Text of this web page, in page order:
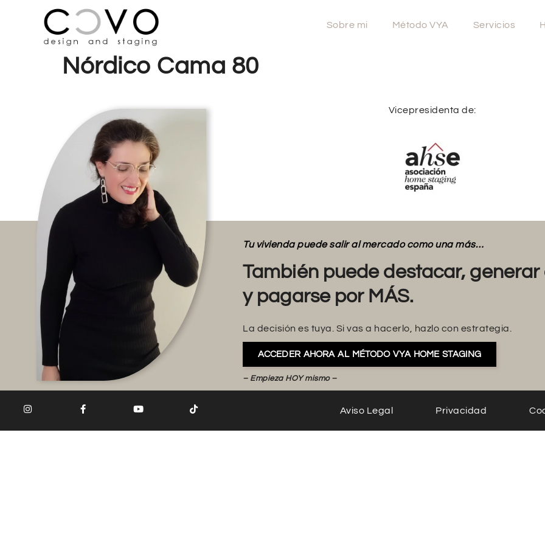
Sobre mi Método VYA Servicios
Nórdico Cama 80
Vicepresidenta de:
Tu vivienda puede salir al mercado como una más…
También puede destacar, generar
y pagarse por MÁS.
La decisión es tuya. Si vas a hacerlo, hazlo con estrategia.
ACCEDER AHORA AL MÉTODO VYA HOME STAGING
– Empieza HOY mismo –
Aviso Legal Privacidad